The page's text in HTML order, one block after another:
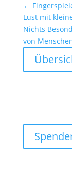
←
Lust mit
Nichts
von